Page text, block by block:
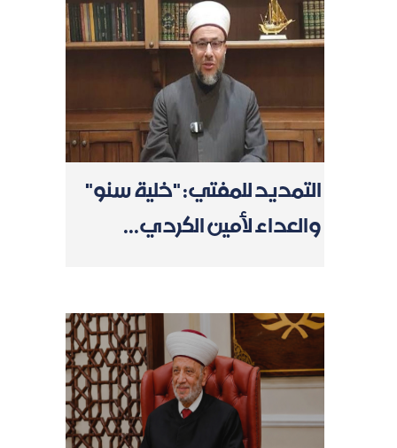
التمديد للمفتي: "خلية سنو"
والعداء لأمين الكردي...